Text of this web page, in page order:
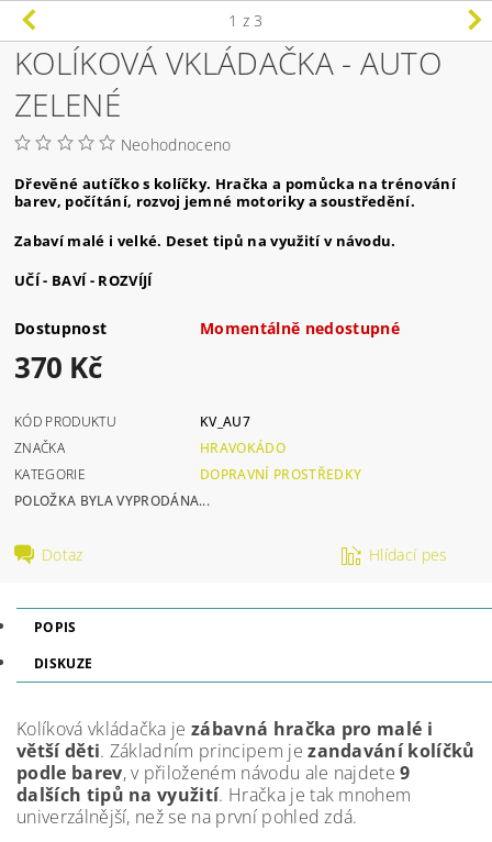
1 z 3
KOLÍKOVÁ VKLÁDAČKA - AUTO
ZELENÉ
Neohodnoceno
Dřevěné autíčko s kolíčky. Hračka a pomůcka na trénování
barev, počítání, rozvoj jemné motoriky a soustředění.
Zabaví malé i velké. Deset tipů na využití v návodu.
UČÍ - BAVÍ - ROZVÍJÍ
Dostupnost Momentálně nedostupné
370 Kč
KÓD PRODUKTU
KV_AU7
ZNAČKA
HRAVOKÁDO
KATEGORIE
DOPRAVNÍ PROSTŘEDKY
POLOŽKA BYLA VYPRODÁNA...
Dotaz Hlídací pes
POPIS
DISKUZE
Kolíková vkládačka jezábavná hračka pro malé i
větší děti. Základním principem jezandavání kolíčků
podle barev, v přiloženém návodu ale najdete9
dalších tipů na využití. Hračka je tak mnohem
univerzálnější, než se na první pohled zdá.